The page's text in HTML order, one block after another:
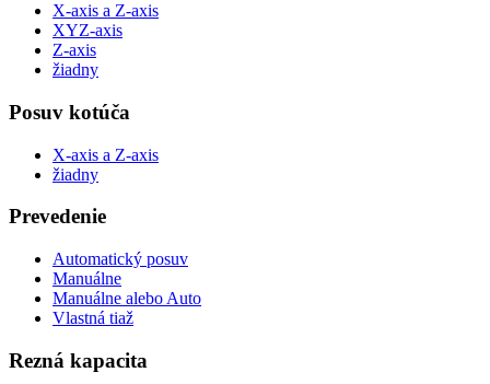
X-axis a Z-axis
XYZ-axis
Z-axis
žiadny
Posuv kotúča
X-axis a Z-axis
žiadny
Prevedenie
Automatický posuv
Manuálne
Manuálne alebo Auto
Vlastná tiaž
Rezná kapacita